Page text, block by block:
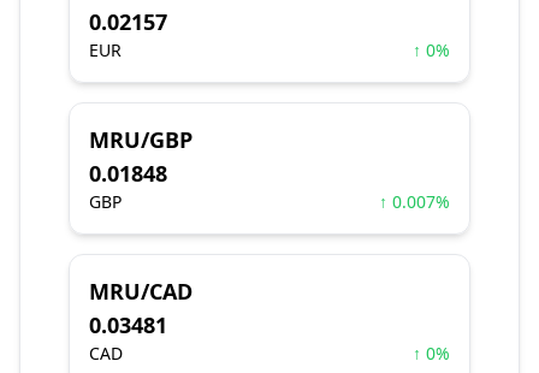
0.02157
EUR ↑ 0%
MRU/GBP
0.01848
GBP ↑ 0.007%
MRU/CAD
0.03481
CAD ↑ 0%